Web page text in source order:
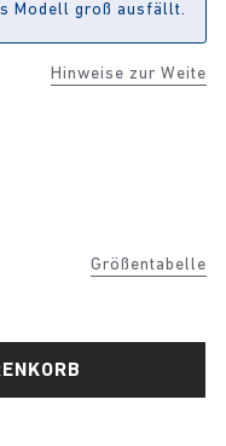
Modell groß ausfällt.
Hinweise zur Weite
Größentabelle